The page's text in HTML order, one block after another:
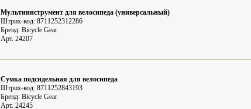
Мультиинструмент для велосипеда (универсальный)
Штрих-код: 8711252312286
Бренд: Bicycle Gear
Арт. 24207
Сумка подсидельная для велосипеда
Штрих-код: 8711252843193
Бренд: Bicycle Gear
Арт. 24245